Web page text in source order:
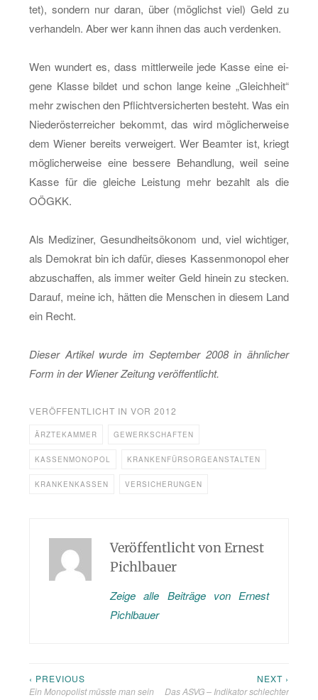
tet), son­dern nur daran, über (mög­lichst viel) Geld zu
ver­han­deln. Aber wer kann ihnen das auch ver­den­ken.
Wen wun­dert es, dass mitt­ler­wei­le jede Kasse eine ei­
ge­ne Klas­se bil­det und schon lange keine „Gleich­heit“
mehr zwi­schen den Pflicht­ver­si­cher­ten be­steht. Was ein
Nie­der­ös­ter­rei­cher be­kommt, das wird mög­li­cher­wei­se
dem Wie­ner be­reits ver­wei­gert. Wer Be­am­ter ist, kriegt
mög­li­cher­wei­se eine bes­se­re Be­hand­lung, weil seine
Kasse für die glei­che Leis­tung mehr be­zahlt als die
OÖGKK.
Als Me­di­zi­ner, Ge­sund­heits­öko­nom und, viel wich­ti­ger,
als De­mo­krat bin ich dafür, die­ses Kas­sen­mo­no­pol eher
ab­zu­schaf­fen, als immer wei­ter Geld hin­ein zu ste­cken.
Dar­auf, meine ich, hät­ten die Men­schen in die­sem Land
ein Recht.
Die­ser Ar­ti­kel wurde im Sep­tem­ber 2008 in ähn­li­cher
Form in der Wie­ner Zei­tung ver­öf­fent­licht.
VERÖFFENTLICHT IN VOR 2012
ÄRZTEKAMMER GEWERKSCHAFTEN
KASSENMONOPOL KRANKENFÜRSORGEANSTALTEN
KRANKENKASSEN VERSICHERUNGEN
Veröffentlicht von Ernest
Pichlbauer
Zeige alle Beiträge von Ernest
Pichlbauer
Beitragsnavigation
‹ PREVIOUS
Ein Monopolist müsste man sein
NEXT ›
Das ASVG – Indikator schlechter